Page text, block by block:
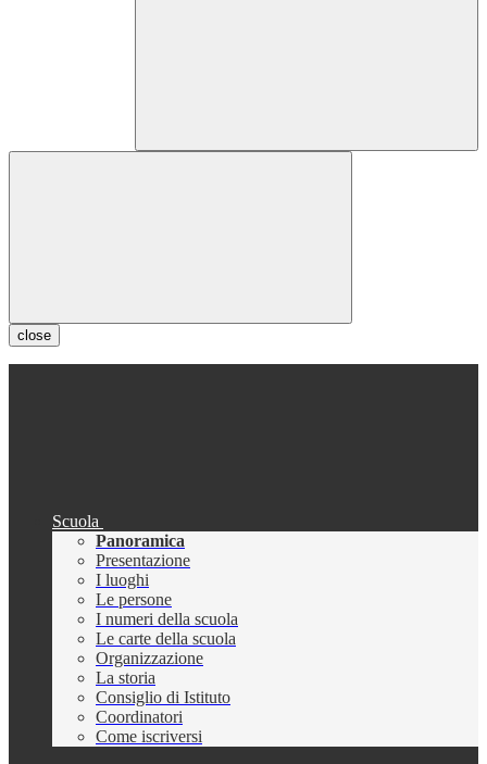
close
Scuola
Panoramica
Presentazione
I luoghi
Le persone
I numeri della scuola
Le carte della scuola
Organizzazione
La storia
Consiglio di Istituto
Coordinatori
Come iscriversi